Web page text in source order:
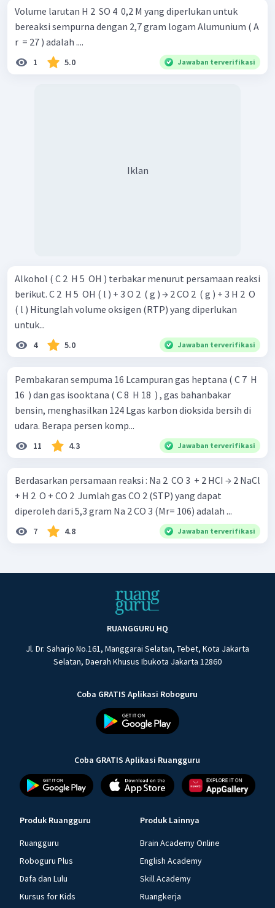
Volume larutan H 2 ​ SO 4 ​ 0,2 M yang diperlukan untuk
bereaksi sempurna dengan 2,7 gram logam Alumunium ( A
r ​ = 27 ) adalah ....
1 5.0 Jawaban terverifikasi
Iklan
Alkohol ( C 2 ​ H 5 ​ OH ) terbakar menurut persamaan reaksi
berikut. C 2 ​ H 5 ​ OH ( l ) + 3 O 2 ​ ( g ) → 2 CO 2 ​ ( g ) + 3 H 2 ​ O
( l ) Hitunglah volume oksigen (RTP) yang diperlukan
untuk...
4 5.0 Jawaban terverifikasi
Pembakaran sempuma 16 Lcampuran gas heptana ( C 7 ​ H
16 ​ ) dan gas isooktana ( C 8 ​ H 18 ​ ) , gas bahanbakar
bensin, menghasilkan 124 Lgas karbon dioksida bersih di
udara. Berapa persen komp...
11 4.3 Jawaban terverifikasi
Berdasarkan persamaan reaksi : Na 2 ​ CO 3 ​ + 2 HCI → 2 NaCl
+ H 2 ​ O + CO 2 ​ Jumlah gas CO 2 (STP) yang dapat
diperoleh dari 5,3 gram Na 2 CO 3 (Mr= 106) adalah ...
7 4.8 Jawaban terverifikasi
RUANGGURU HQ
Jl. Dr. Saharjo No.161, Manggarai Selatan, Tebet, Kota Jakarta
Selatan, Daerah Khusus Ibukota Jakarta 12860
Coba GRATIS Aplikasi Roboguru
Coba GRATIS Aplikasi Ruangguru
Produk Ruangguru
Ruangguru
Roboguru Plus
Dafa dan Lulu
Kursus for Kids
Produk Lainnya
Brain Academy Online
English Academy
Skill Academy
Ruangkerja